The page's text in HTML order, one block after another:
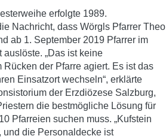
erfolgte 1989.
Nachricht, dass Wörgls Pfarrer Theo
ab 1. September 2019 Pfarrer im
„Das ist keine
der Pfarre agiert. Es ist das
Einsatzort wechseln“, erklärte
der Erzdiözese Salzburg,
die bestmögliche Lösung für
Pfarreien suchen muss. „Kufstein
und die Personaldecke ist